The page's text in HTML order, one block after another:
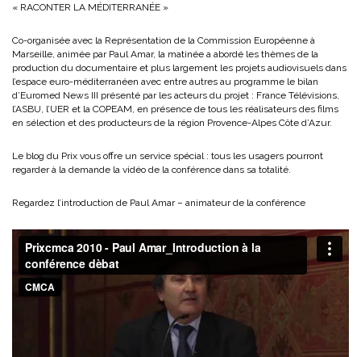
« RACONTER LA MÉDITERRANÉE »
Co-organisée avec la Représentation de la Commission Européenne à
Marseille, animée par Paul Amar, la matinée a abordé les thèmes de la
production du documentaire et plus largement les projets audiovisuels dans
l’espace euro-méditerranéen avec entre autres au programme le bilan
d’Euromed News III présenté par les acteurs du projet : France Télévisions,
l’ASBU, l’UER et la COPEAM, en présence de tous les réalisateurs des films
en sélection et des producteurs de la région Provence-Alpes Côte d’Azur.
Le blog du Prix vous offre un service spécial : tous les usagers pourront
regarder à la demande la vidéo de la conférence dans sa totalité.
Regardez l’introduction de Paul Amar – animateur de la conférence